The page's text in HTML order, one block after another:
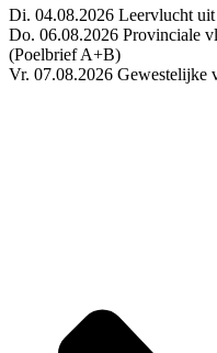
Di. 04.08.2026 Leervlucht uit
Do. 06.08.2026 Provinciale
(Poelbrief A+B)
Vr. 07.08.2026